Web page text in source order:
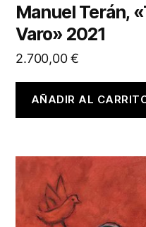
Manuel Terán,
Varo» 2021
2.700,00€
AÑADIR AL